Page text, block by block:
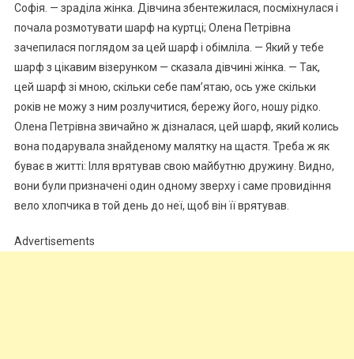
Софія. — зраділа жінка. Дівчина збентежилася, посміхнулася і
почала розмотувати шарф на куртці; Олена Петрівна
зачепилася поглядом за цей шарф і обімліла. — Який у тебе
шарф з цікавим візерунком — сказала дівчині жінка. — Так,
цей шарф зі мною, скільки себе пам’ятаю, ось уже скільки
років не можу з ним розлучитися, бережу його, ношу рідко.
Олена Петрівна звичайно ж дізналася, цей шарф, який колись
вона подарувала знайденому малятку на щастя. Треба ж як
буває в житті: Ілля врятував свою майбутню дружину. Видно,
вони були призначені один одному зверху і саме провидіння
вело хлопчика в той день до неї, щоб він її врятував.
Advertisements